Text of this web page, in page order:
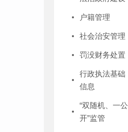
户籍管理
社会治安管理
罚没财务处置
行政执法基础
信息
“双随机、一公
开”监管